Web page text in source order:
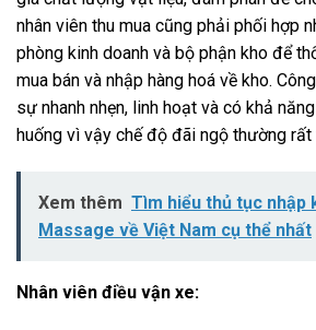
nhân viên thu mua cũng phải phối hợp
phòng kinh doanh và bộ phận kho để
mua bán và nhập hàng hoá về kho.
sự nhanh nhẹn, linh hoạt và có khả
huống vì vậy chế độ đãi ngộ thường rất
Xem thêm Tìm hiểu thủ tục nhập
Massage về Việt Nam cụ thể nhất
Nhân viên điều vận xe: